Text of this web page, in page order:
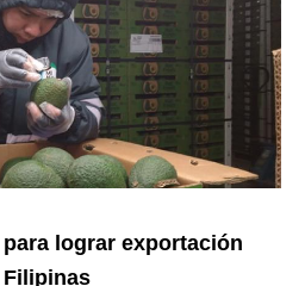
lograr exportación
Filipinas